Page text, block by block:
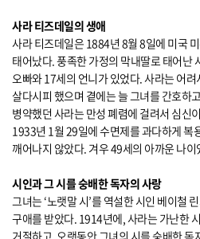
사라 티즈데일의 생애
사라 티즈데일은 1884년 8월 8일에 미국
태어났다. 풍족한 가정의 막내딸로 태어난
오빠와 17세의 언니가 있었다. 사라는 어
살다시피 했으며 곁에는 늘 그녀를 간호하
병약했던 사라는 만성 폐렴에 걸려서 심신
1933년 1월 29일에 수면제를 과다하게 복
깨어나지 않았다. 겨우 49세의 아까운 나이
시인과 그 시를 숭배한 독자의 사랑
그녀는 ‘노랫말 시’를 역설한 시인 베이철
구애를 받았다. 1914년에, 사라는 가난한
거절하고, 오랫동안 그녀의 시를 숭배한